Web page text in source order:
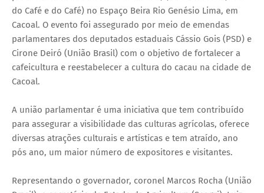
do Café e do Café) no Espaço Beira Rio Genésio Lima, em
Cacoal. O evento foi assegurado por meio de emendas
parlamentares dos deputados estaduais Cássio Gois (PSD) e
Cirone Deiró (União Brasil) com o objetivo de fortalecer a
cafeicultura e reestabelecer a cultura do cacau na cidade de
Cacoal.
A união parlamentar é uma iniciativa que tem contribuído
para assegurar a visibilidade das culturas agrícolas, oferece
diversas atrações culturais e artísticas e tem atraído, ano
pós ano, um maior número de expositores e visitantes.
Representando o governador, coronel Marcos Rocha (União